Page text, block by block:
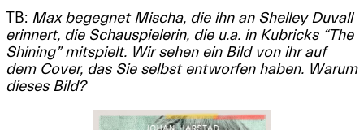
TB: Max begegnet Mischa, die ihn an Shelley Duvall
erinnert, die Schauspielerin, die u.a. in Kubricks “The
Shining” mitspielt. Wir sehen ein Bild von ihr auf
dem Cover, das Sie selbst entworfen haben. Warum
dieses Bild?